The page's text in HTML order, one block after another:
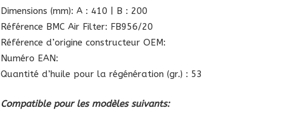
Dimensions (mm): A : 410 | B : 200
Référence BMC Air Filter: FB956/20
Référence d’origine constructeur OEM:
Numéro EAN:
Quantité d’huile pour la régénération (gr.) : 53
Compatible pour les modèles suivants: